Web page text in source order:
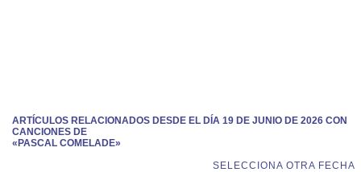
ARTÍCULOS RELACIONADOS DESDE EL DÍA 19 DE JUNIO DE 2026 CON
CANCIONES DE
«PASCAL COMELADE»
SELECCIONA OTRA FECHA